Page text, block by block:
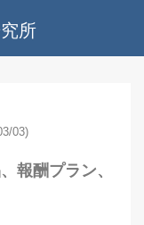
所
03)
報酬プラン、